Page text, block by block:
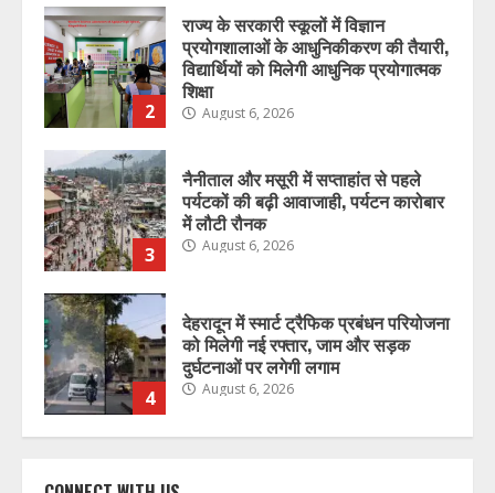
3
नैनीताल और मसूरी में सप्ताहांत से पहले
पर्यटकों की बढ़ी आवाजाही, पर्यटन कारोबार
में लौटी रौनक
August 6, 2026
4
देहरादून में स्मार्ट ट्रैफिक प्रबंधन परियोजना
को मिलेगी नई रफ्तार, जाम और सड़क
दुर्घटनाओं पर लगेगी लगाम
August 6, 2026
5
जनगणना 2027 की तैयारी शुरू, उत्तराखंड
में 1 सितंबर से शुरू होगा विशेष गणना
अभियान
August 6, 2026